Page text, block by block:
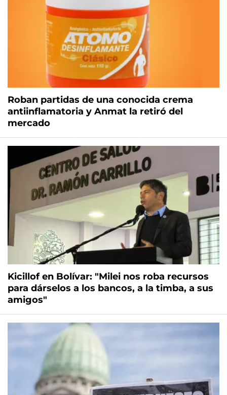
Roban partidas de una conocida crema
antiinflamatoria y Anmat la retiró del
mercado
Kicillof en Bolívar: "Milei nos roba recursos
para dárselos a los bancos, a la timba, a sus
amigos"